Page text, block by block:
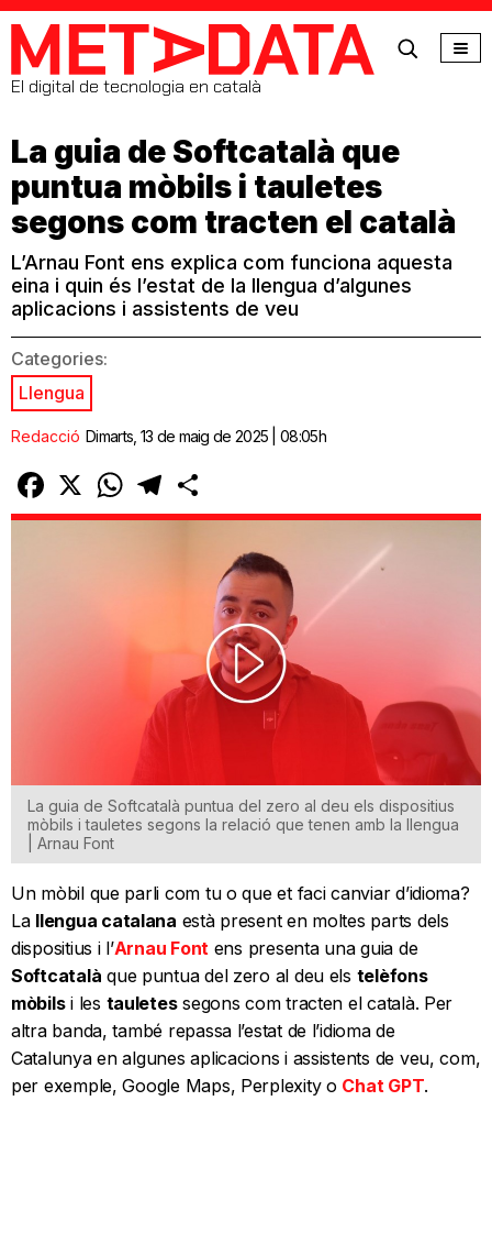
MetaData
El digital de tecnologia en català
La guia de Softcatalà que
puntua mòbils i tauletes
segons com tracten el català
L’Arnau Font ens explica com funciona aquesta
eina i quin és l’estat de la llengua d’algunes
aplicacions i assistents de veu
Categories:
Llengua
Redacció Dimarts, 13 de maig de 2025 | 08:05h
Facebook
X WhatsAppTelegram
La guia de Softcatalà puntua del zero al deu els dispositius
mòbils i tauletes segons la relació que tenen amb la llengua
| Arnau Font
Un mòbil que parli com tu o que et faci canviar d’idioma?
La llengua catalana està present en moltes parts dels
dispositius i l’Arnau Font ens presenta una guia de
Softcatalà que puntua del zero al deu els telèfons
mòbilsi les tauletessegons com tracten el català. Per
altra banda, també repassa l’estat de l’idioma de
Catalunya en algunes aplicacions i assistents de veu, com,
per exemple, Google Maps, Perplexity o Chat GPT.